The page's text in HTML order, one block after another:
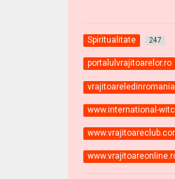
Spiritualitate 247
portalulvrajitoarelor.ro
www.international-